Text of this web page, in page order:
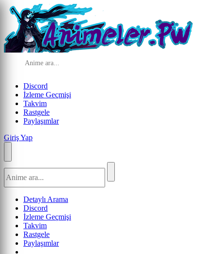
Discord
İzleme Geçmişi
Takvim
Rastgele
Paylaşımlar
Giriş Yap
Detaylı Arama
Discord
İzleme Geçmişi
Takvim
Rastgele
Paylaşımlar